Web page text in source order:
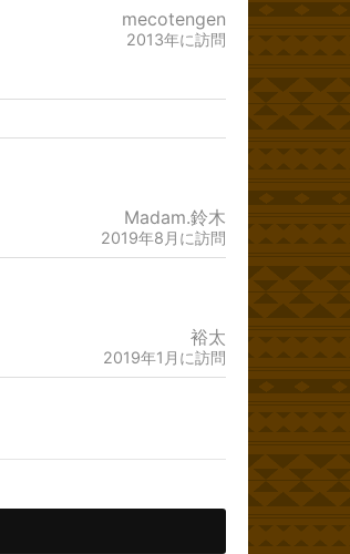
mecotengen
2013年に訪問
Madam.鈴木
2019年8月に訪問
裕太
2019年1月に訪問